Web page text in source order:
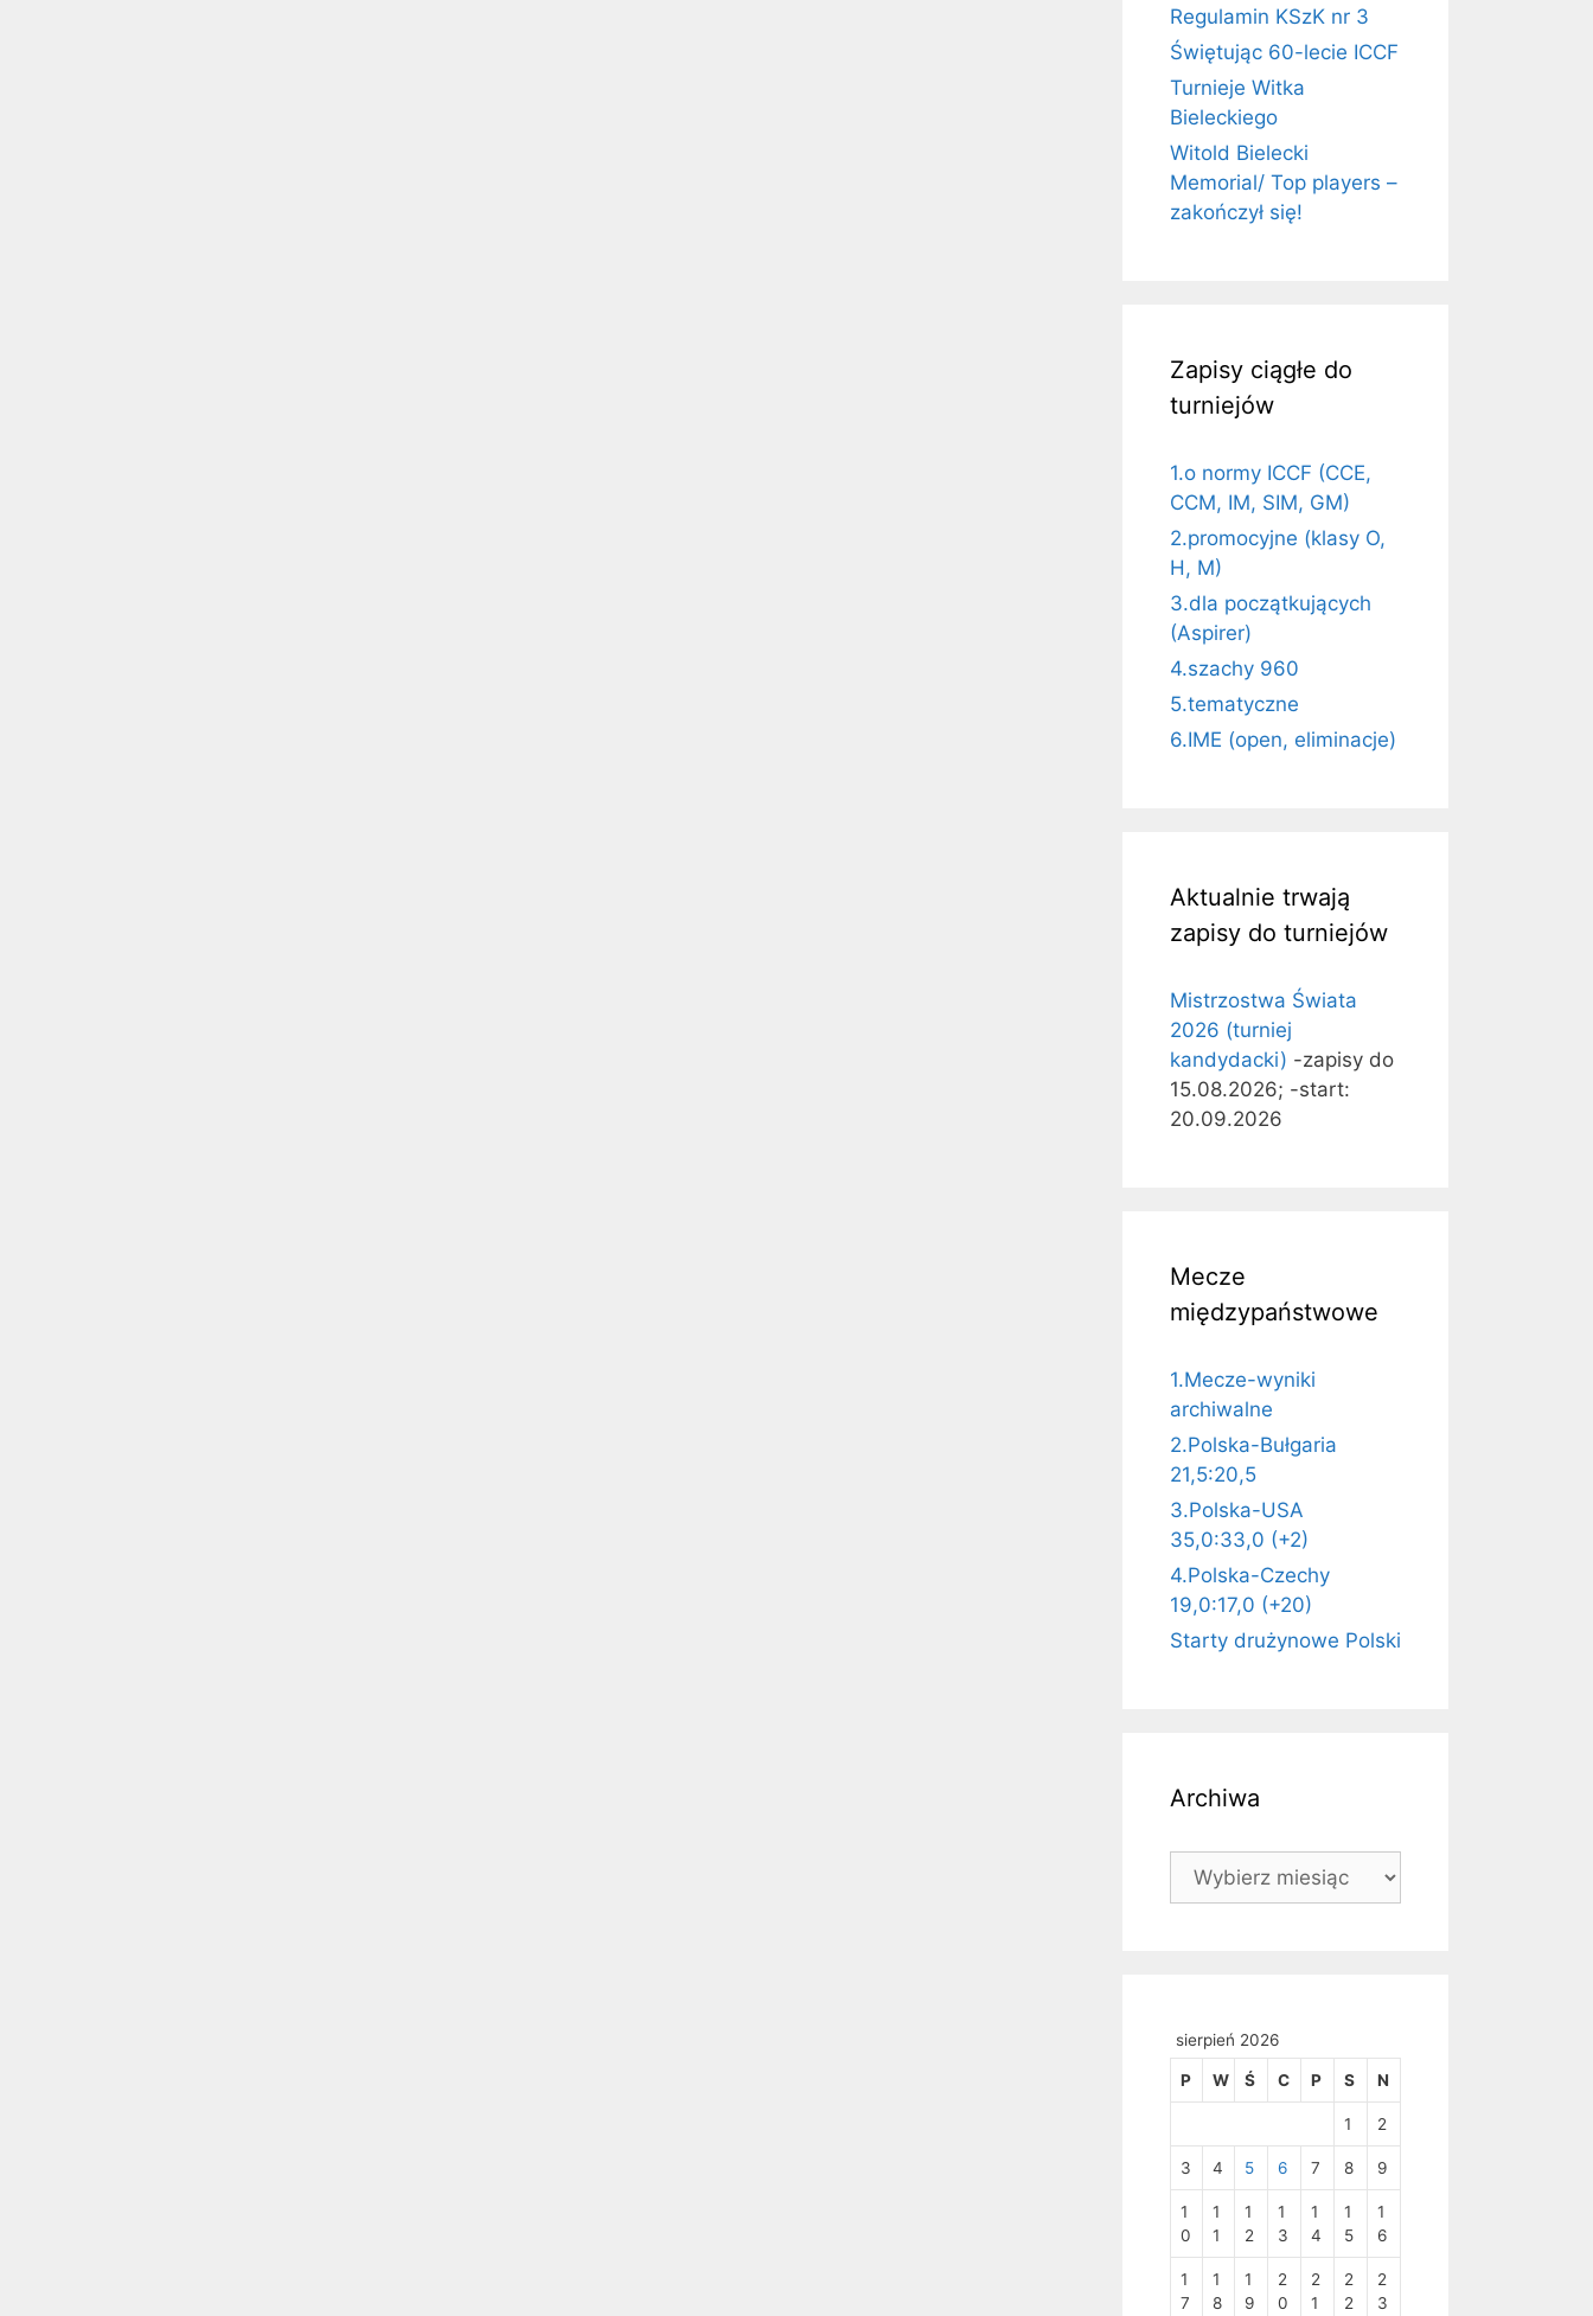
Regulamin KSzK nr 3
Świętując 60-lecie ICCF
Turnieje Witka
Bieleckiego
Witold Bielecki
Memorial/ Top players –
zakończył się!
Zapisy ciągłe do
turniejów
1.o normy ICCF (CCE,
CCM, IM, SIM, GM)
2.promocyjne (klasy O,
H, M)
3.dla początkujących
(Aspirer)
4.szachy 960
5.tematyczne
6.IME (open, eliminacje)
Aktualnie trwają
zapisy do turniejów
Mistrzostwa Świata
2026 (turniej
kandydacki) -zapisy do
15.08.2026; -start:
20.09.2026
Mecze
międzypaństwowe
1.Mecze-wyniki
archiwalne
2.Polska-Bułgaria
21,5:20,5
3.Polska-USA
35,0:33,0 (+2)
4.Polska-Czechy
19,0:17,0 (+20)
Starty drużynowe Polski
Archiwa
Archiwa
sierpień 2026
P W Ś C P S N
1 2
3 4 5 6 7 8 9
1
0
1
1
1
2
1
3
1
4
1
5
1
6
1
7
1
8
1
9
2
0
2
1
2
2
2
3